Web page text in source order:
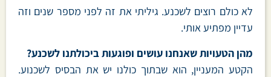
לא כולם רוצים לשכנע. גיליתי את זה לפני מספר שנים וזה
עדיין מפתיע אותי.
מהן הטעויות שאנחנו עושים ופוגעות ביכולתנו לשכנע?
הקטע המעניין, הוא שבתוך כולנו יש את הבסיס לשכנוע.